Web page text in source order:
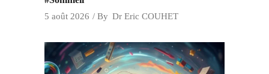
5 août 2026 By Dr Eric COUHET